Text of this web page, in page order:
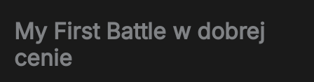
My First Battle w dobrej
cenie